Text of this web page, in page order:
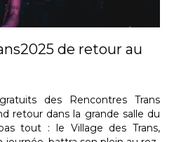
de retour au
des Rencontres Trans
retour dans la grande salle du
tout : le Village des Trans,